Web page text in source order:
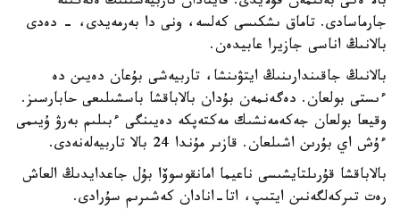
جارماسادى. تاماق ىشكىسى كەلسە، ونى دا بەرمەيدى، - دەدى
بالانىڭ اناسى جازيرا عابيدەن.
بالانىڭ جاقىندارىنىڭ ايتۋىنشا، تاربيەشى بۇعان دەيىن دە
ءىستى بولعان. دەگەنمەن بۇدان بالاباقشا باسشىلىعى حابارسىز.
وقيعا بولعان جەكەمەنشىك مەكتەپكە دەيىنگى ءبىلىم بەرۋ ۇيىمى
ءۇش اي بۇرىن اشىلعان. قازىر مۇندا 24 بالا تاربيەلەنەدى.
بالاباقشا قۇرىلتايشىسى ناعيما امانقوسوۆا بۇل جاعدايدىڭ العاش
رەت تىركەلگەنىن ايتىپ، اتا-انادان كەشىرىم سۇرادى.